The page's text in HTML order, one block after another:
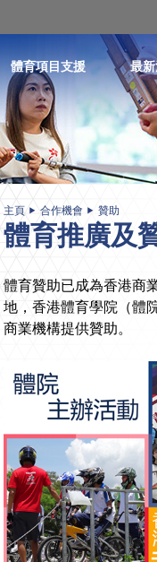
體育項目支援 最
主頁 合作機會 贊助
體育推廣及
體育贊助已成為香港商
地，香港體育學院（體
商業機構提供贊助。